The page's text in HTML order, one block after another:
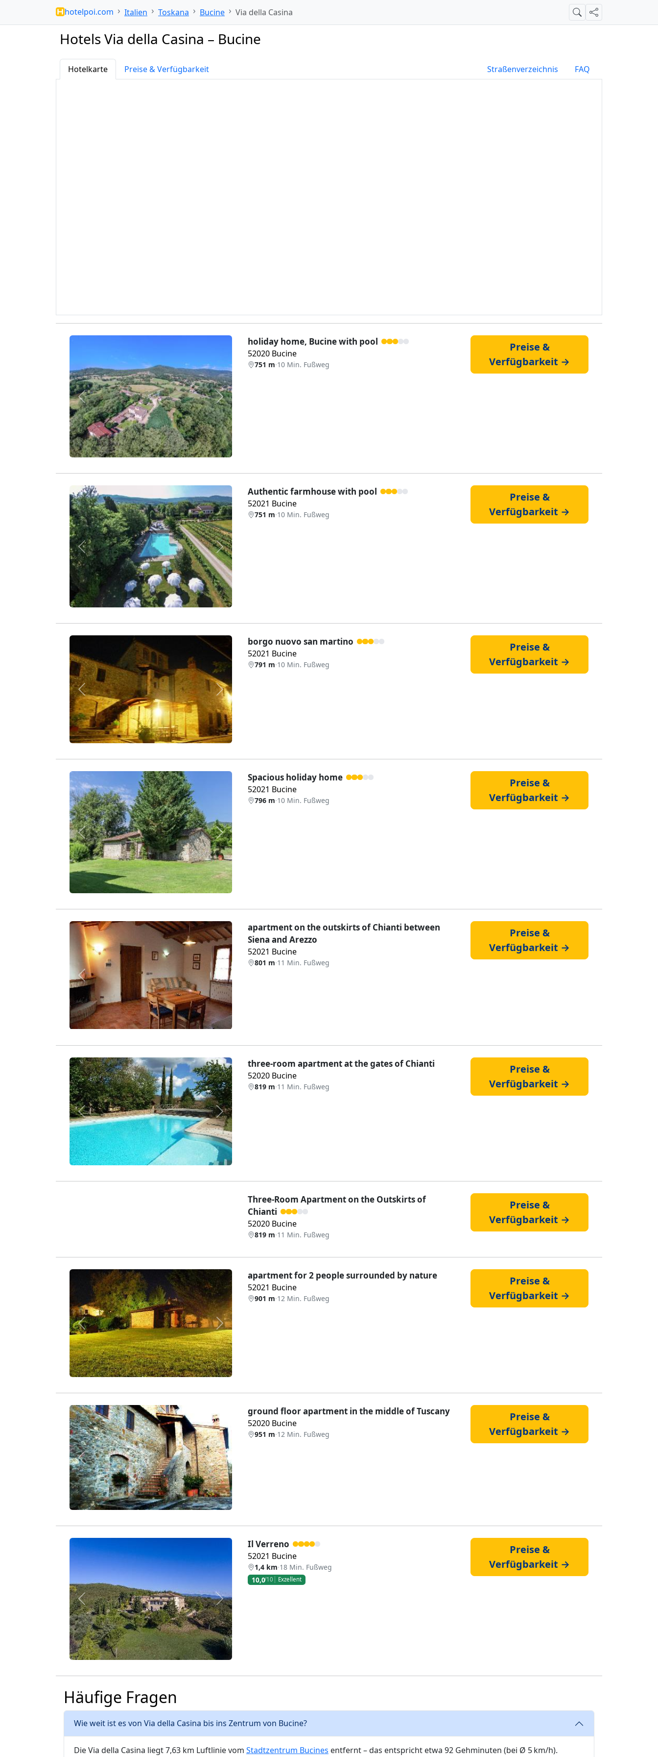
hotelpoi.com Italien Toskana Bucine Via della Casina SucheTeilen
Hotels Via della Casina – Bucine
Hotelkarte Preise & Verfügbarkeit Straßenverzeichnis FAQ
Zurück Weiter
holiday home, Bucine with pool
52020 Bucine
751 m·10 Min. Fußweg
Preise &
Verfügbarkeit →
Zurück Weiter
Authentic farmhouse with pool
52021 Bucine
751 m·10 Min. Fußweg
Preise &
Verfügbarkeit →
Zurück Weiter
borgo nuovo san martino
52021 Bucine
791 m·10 Min. Fußweg
Preise &
Verfügbarkeit →
Zurück Weiter
Spacious holiday home
52021 Bucine
796 m·10 Min. Fußweg
Preise &
Verfügbarkeit →
Zurück Weiter
apartment on the outskirts of Chianti between
Siena and Arezzo
52021 Bucine
801 m·11 Min. Fußweg
Preise &
Verfügbarkeit →
Zurück Weiter
three-room apartment at the gates of Chianti
52020 Bucine
819 m·11 Min. Fußweg
Preise &
Verfügbarkeit →
Three-Room Apartment on the Outskirts of
Chianti
52020 Bucine
819 m·11 Min. Fußweg
Preise &
Verfügbarkeit →
Zurück Weiter
apartment for 2 people surrounded by nature
52021 Bucine
901 m·12 Min. Fußweg
Preise &
Verfügbarkeit →
Zurück Weiter
ground floor apartment in the middle of Tuscany
52020 Bucine
951 m·12 Min. Fußweg
Preise &
Verfügbarkeit →
Zurück Weiter
Il Verreno
52021 Bucine
1,4 km·18 Min. Fußweg
10,0/10 Exzellent
Preise &
Verfügbarkeit →
Häufige Fragen
Wie weit ist es von Via della Casina bis ins Zentrum von Bucine?
Die Via della Casina liegt 7,63 km Luftlinie vom Stadtzentrum Bucines entfernt – das entspricht etwa 92 Gehminuten (bei Ø 5 km/h).